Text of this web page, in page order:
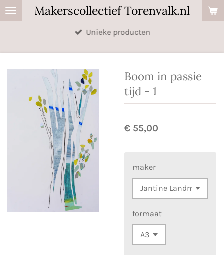
Ga
de
Makerscollectief Torenvalk.nl
Unieke producten
Boom in passie
tijd - 1
€ 55,00
maker
formaat